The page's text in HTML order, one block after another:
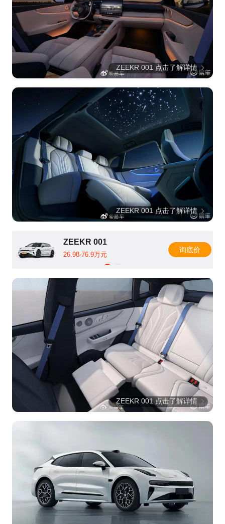
ZEEKR 001 点击了解详情
ZEEKR 001 点击了解详情
ZEEKR 001
26.98-76.9万元
询底价
ZEEKR 001 点击了解详情